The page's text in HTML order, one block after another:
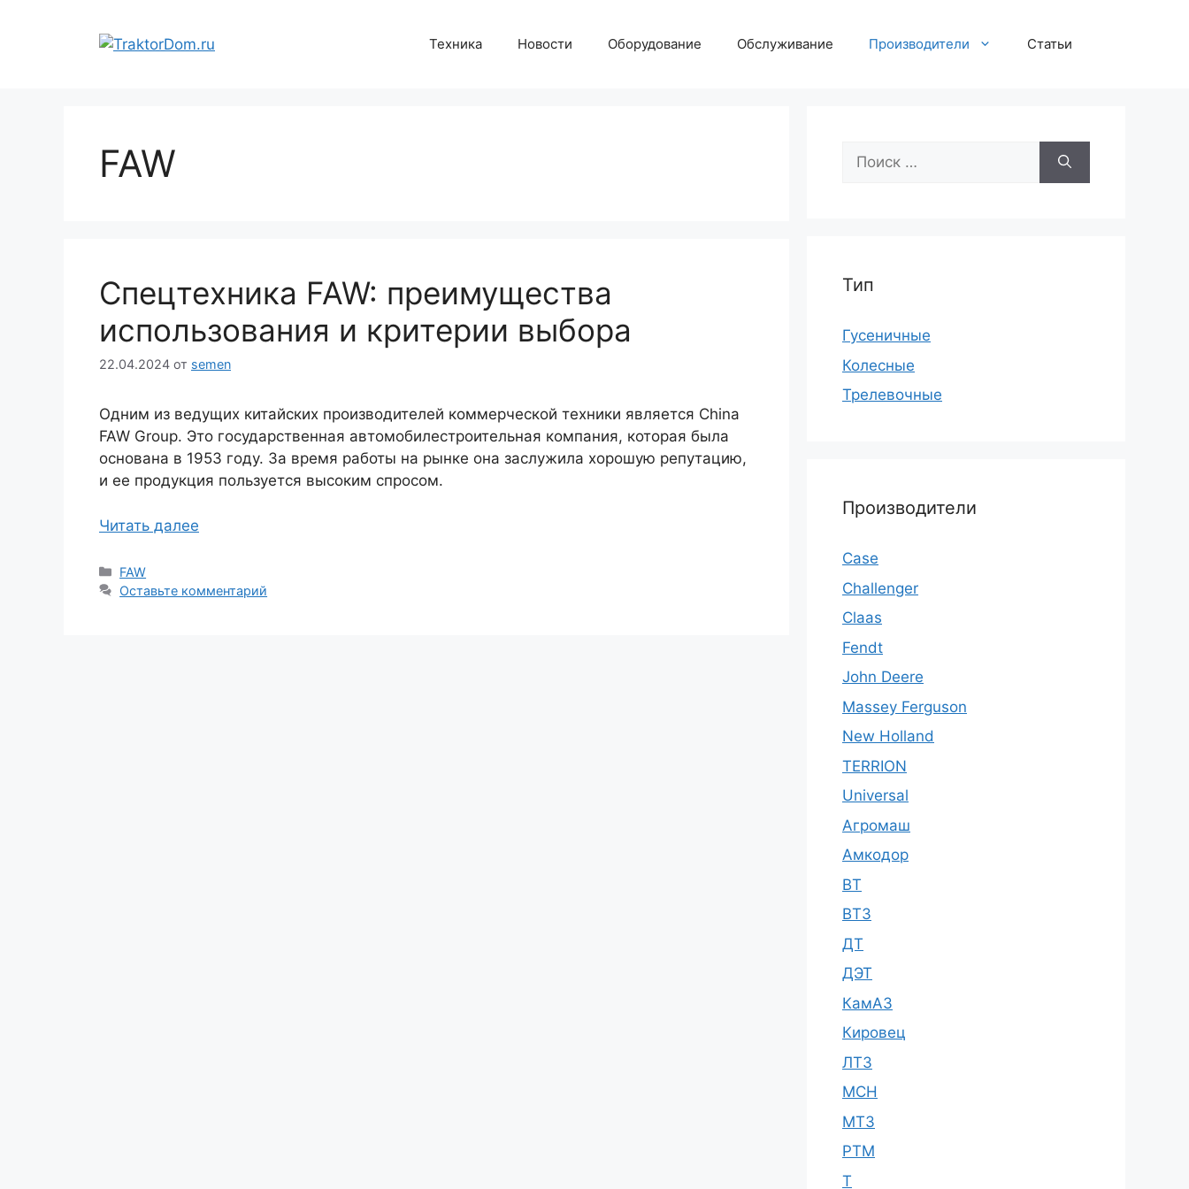
Техника Новости Оборудование Обслуживание Производители Статьи
FAW
Спецтехника FAW: преимущества
использования и критерии выбора
22.04.2024 от semen
Одним из ведущих китайских производителей коммерческой техники является China
FAW Group. Это государственная автомобилестроительная компания, которая была
основана в 1953 году. За время работы на рынке она заслужила хорошую репутацию,
и ее продукция пользуется высоким спросом.
Читать далее
Рубрики
FAW
Оставьте комментарий
Поиск:
Тип
Гусеничные
Колесные
Трелевочные
Производители
Case
Challenger
Claas
Fendt
John Deere
Massey Ferguson
New Holland
TERRION
Universal
Агромаш
Амкодор
ВТ
ВТЗ
ДТ
ДЭТ
КамАЗ
Кировец
ЛТЗ
МСН
МТЗ
РТМ
Т